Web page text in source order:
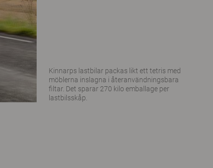
Kinnarps lastbilar packas likt ett tetris med
möblerna inslagna i återanvändningsbara
filtar. Det sparar 270 kilo emballage per
lastbilsskåp.